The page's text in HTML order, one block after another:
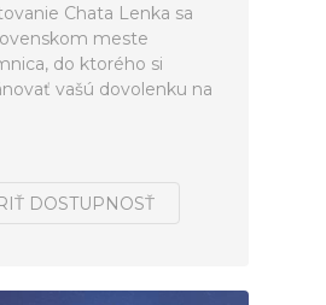
Chata Lenka sa
meste
do ktorého si
vašú dovolenku na
DOSTUPNOSŤ